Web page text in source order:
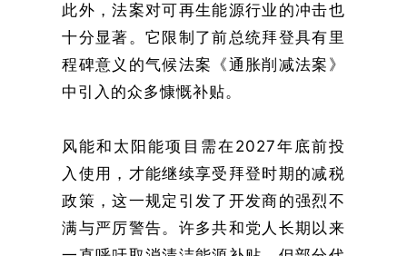
此外，法案对可再生能源行业的冲击也
十分显著。它限制了前总统拜登具有里
程碑意义的气候法案《通胀削减法案》
中引入的众多慷慨补贴。
风能和太阳能项目需在2027年底前投
入使用，才能继续享受拜登时期的减税
政策，这一规定引发了开发商的强烈不
满与严厉警告。许多共和党人长期以来